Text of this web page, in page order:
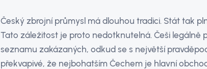
Český zbrojní průmysl má dlouhou tradici. Stát tak
Tato záležitost je proto nedotknutelná. Češi
seznamu zakázaných, odkud se s největší
překvapivé, že nejbohatším Čechem je hlavní